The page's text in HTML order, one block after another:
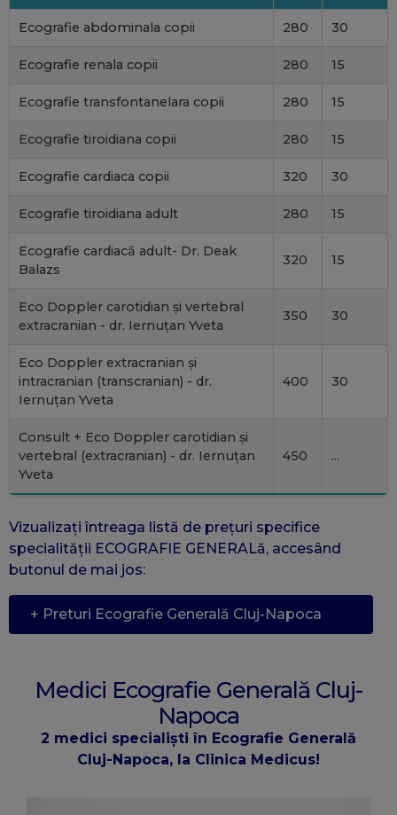
Ecografie abdominala copii 280 30
Ecografie renala copii 280 15
Ecografie transfontanelara copii 280 15
Ecografie tiroidiana copii 280 15
Ecografie cardiaca copii 320 30
Ecografie tiroidiana adult 280 15
Ecografie cardiacă adult- Dr. Deak
Balazs
320 15
Eco Doppler carotidian și vertebral
extracranian - dr. Iernuțan Yveta
350 30
Eco Doppler extracranian și
intracranian (transcranian) - dr.
Iernuțan Yveta
400 30
Consult + Eco Doppler carotidian și
vertebral (extracranian) - dr. Iernuțan
Yveta
450 ...
Vizualizați întreaga listă de prețuri specifice
specialității ECOGRAFIE GENERALă, accesând
butonul de mai jos:
+ Preturi Ecografie Generală Cluj-Napoca
Medici Ecografie Generală Cluj-
Napoca
2 medici specialiști în Ecografie Generală
Cluj-Napoca, la Clinica Medicus!